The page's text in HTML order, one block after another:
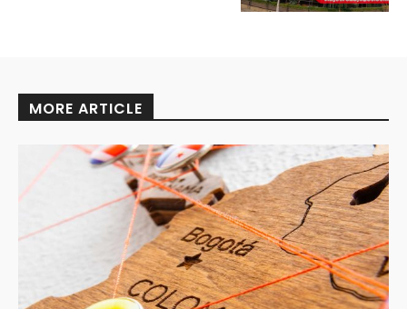
MORE ARTICLE